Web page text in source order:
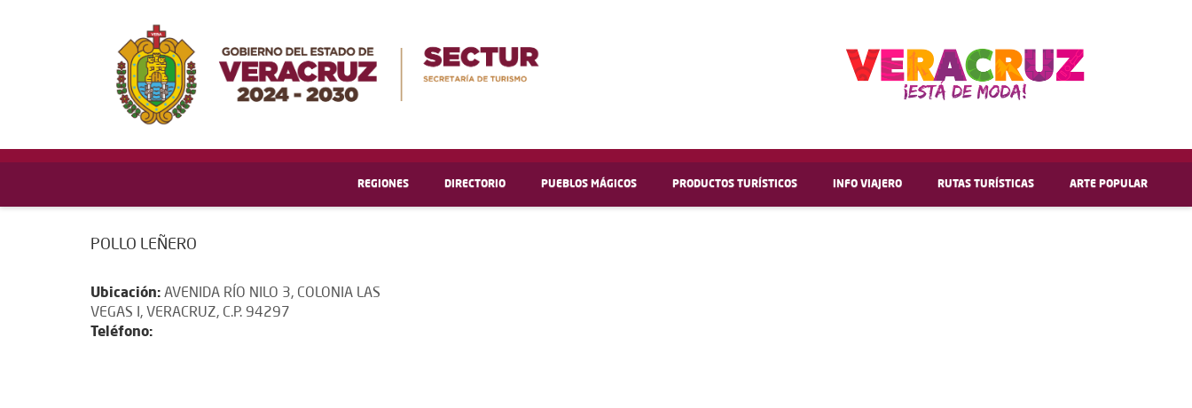
REGIONES DIRECTORIO PUEBLOS MÁGICOS PRODUCTOS TURÍSTICOS INFO VIAJERO RUTAS TURÍSTICAS ARTE POPULAR
POLLO LEÑERO
Ubicación: AVENIDA RÍO NILO 3, COLONIA LAS
VEGAS I, VERACRUZ, C.P. 94297
Teléfono: